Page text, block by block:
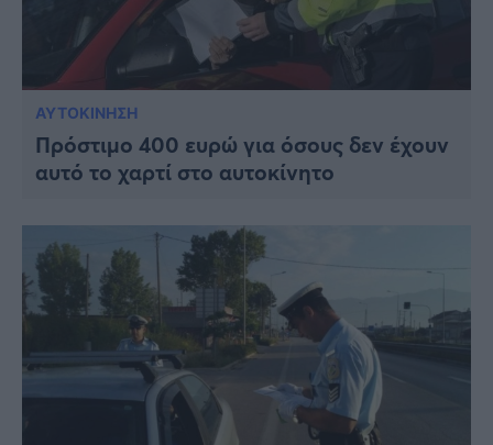
ΑΥΤΟΚΙΝΗΣΗ
Πρόστιμο 400 ευρώ για όσους δεν έχουν
αυτό το χαρτί στο αυτοκίνητο